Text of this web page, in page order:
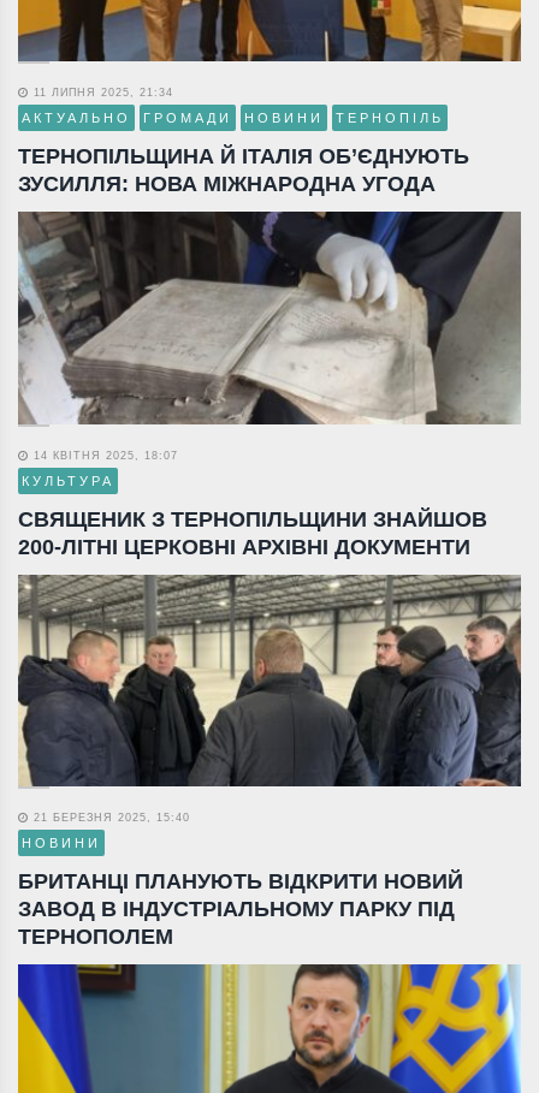
11 ЛИПНЯ 2025, 21:34
АКТУАЛЬНО ГРОМАДИ НОВИНИ ТЕРНОПІЛЬ
ТЕРНОПІЛЬЩИНА Й ІТАЛІЯ ОБ’ЄДНУЮТЬ
ЗУСИЛЛЯ: НОВА МІЖНАРОДНА УГОДА
14 КВІТНЯ 2025, 18:07
КУЛЬТУРА
СВЯЩЕНИК З ТЕРНОПІЛЬЩИНИ ЗНАЙШОВ
200-ЛІТНІ ЦЕРКОВНІ АРХІВНІ ДОКУМЕНТИ
21 БЕРЕЗНЯ 2025, 15:40
НОВИНИ
БРИТАНЦІ ПЛАНУЮТЬ ВІДКРИТИ НОВИЙ
ЗАВОД В ІНДУСТРІАЛЬНОМУ ПАРКУ ПІД
ТЕРНОПОЛЕМ